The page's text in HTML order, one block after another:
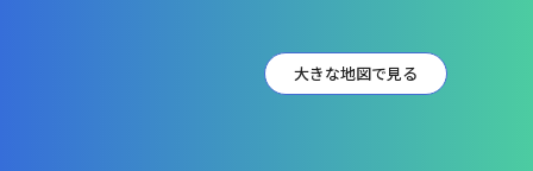
大きな地図で見る